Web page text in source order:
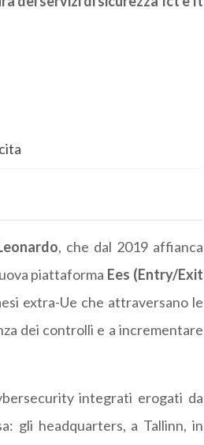
, che dal 2019 affianca
piattaforma Ees (Entry/Exit
extra-Ue che attraversano le
dei controlli e a incrementare
integrati erogati da
gli headquarters, a Tallinn, in